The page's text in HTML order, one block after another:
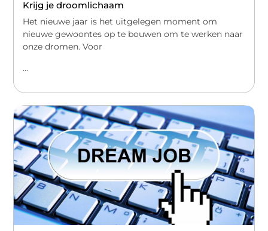
Krijg je droomlichaam
Het nieuwe jaar is het uitgelegen moment om
nieuwe gewoontes op te bouwen om te werken naar
onze dromen. Voor
...